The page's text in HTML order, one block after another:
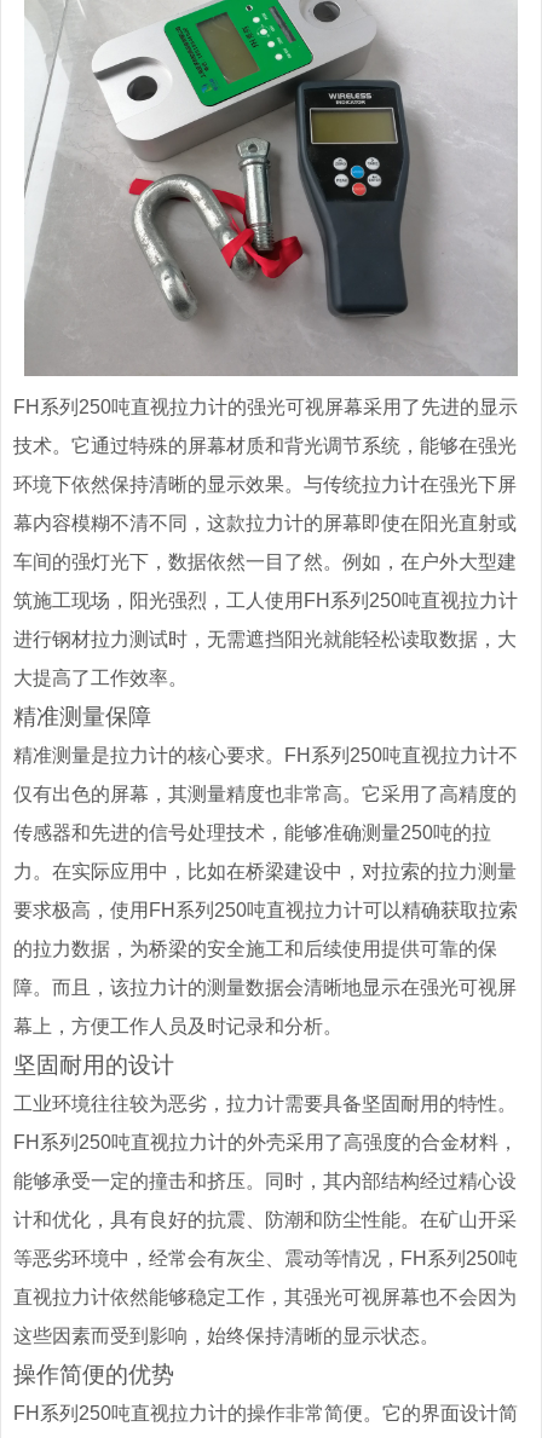
FH系列250吨直视拉力计的强光可视屏幕采用了先进的显示
技术。它通过特殊的屏幕材质和背光调节系统，能够在强光
环境下依然保持清晰的显示效果。与传统拉力计在强光下屏
幕内容模糊不清不同，这款拉力计的屏幕即使在阳光直射或
车间的强灯光下，数据依然一目了然。例如，在户外大型建
筑施工现场，阳光强烈，工人使用FH系列250吨直视拉力计
进行钢材拉力测试时，无需遮挡阳光就能轻松读取数据，大
大提高了工作效率。
精准测量保障
精准测量是拉力计的核心要求。FH系列250吨直视拉力计不
仅有出色的屏幕，其测量精度也非常高。它采用了高精度的
传感器和先进的信号处理技术，能够准确测量250吨的拉
力。在实际应用中，比如在桥梁建设中，对拉索的拉力测量
要求极高，使用FH系列250吨直视拉力计可以精确获取拉索
的拉力数据，为桥梁的安全施工和后续使用提供可靠的保
障。而且，该拉力计的测量数据会清晰地显示在强光可视屏
幕上，方便工作人员及时记录和分析。
坚固耐用的设计
工业环境往往较为恶劣，拉力计需要具备坚固耐用的特性。
FH系列250吨直视拉力计的外壳采用了高强度的合金材料，
能够承受一定的撞击和挤压。同时，其内部结构经过精心设
计和优化，具有良好的抗震、防潮和防尘性能。在矿山开采
等恶劣环境中，经常会有灰尘、震动等情况，FH系列250吨
直视拉力计依然能够稳定工作，其强光可视屏幕也不会因为
这些因素而受到影响，始终保持清晰的显示状态。
操作简便的优势
FH系列250吨直视拉力计的操作非常简便。它的界面设计简